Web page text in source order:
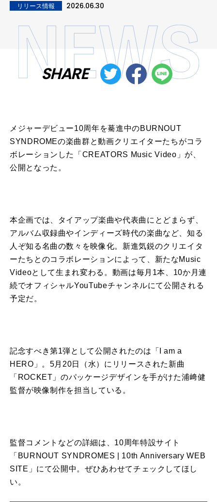
リリース情報 2026.06.30
SHARE
メジャーデビュー10周年を驀進中のBURNOUT
SYNDROMEの楽曲群と動画クリエイターたちがコラ
ボレーションした「CREATORS Music Video」が、
公開となった。
本企画では、タイアップ楽曲や代表曲にとどまらず、
アルバム収録曲やインディーズ時代の楽曲など、知る
人ぞ知る名曲の数々を映像化。新進気鋭のクリエイタ
ーたちとのコラボレーションによって、新たなMusic
Videoとして生まれ変わる。動画は毎月1本、10か月連
続でオフィシャルYouTubeチャンネルにて公開される
予定だ。
記念すべき第1弾として公開されたのは「I am a
HERO」。5月20日（水）にリリースされた新曲
「ROCKET」のパッケージデザインを手がけた浦﨑健
監督が映像制作を担当している。
監督コメントなどの詳細は、10周年特設サイト
「BURNOUT SYNDROMES | 10th Anniversary WEB
SITE」にて公開中。ぜひあわせてチェックしてほし
い。